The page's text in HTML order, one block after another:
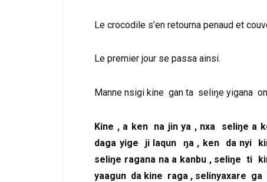
Le crocodile s’en retourna penaud et
Le premier jour se passa ainsi.
Manne nsigi kine gan ta seliŋe yigana
Kine , a ken na jin ya , nxa seliŋe
daga yige ji laqun ŋa , ken da nyi
seliŋe ragana na a kanbu , seliŋe ti
yaagun da kine raga , selinyaxare ga